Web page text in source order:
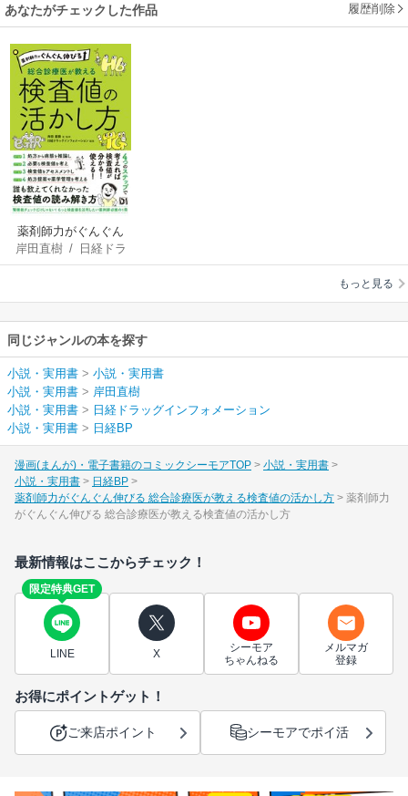
あなたがチェックした作品 履歴削除
薬剤師力がぐんぐん
伸びる 総合診療医が
教える検査値の活か
岸田直樹/ 日経ドラ
ッグインフォメーシ
もっと見る
同じジャンルの本を探す
小説・実用書 > 小説・実用書
小説・実用書 > 岸田直樹
小説・実用書 > 日経ドラッグインフォメーション
小説・実用書 > 日経BP
漫画(まんが)・電子書籍のコミックシーモアTOP
小説・実用書
小説・実用書
日経BP
薬剤師力がぐんぐん伸びる 総合診療医が教える検査値の活かし方
薬剤師力
がぐんぐん伸びる 総合診療医が教える検査値の活かし方
最新情報はここからチェック！
限定特典GET
LINE X
シーモア
ちゃんねる
メルマガ
登録
お得にポイントゲット！
ご来店ポイント シーモアでポイ活